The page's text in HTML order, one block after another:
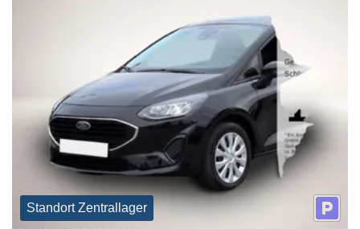
Standort Zentrallager